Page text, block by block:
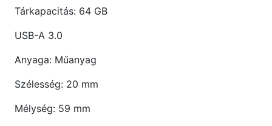
Tárkapacitás: 64 GB
USB-A 3.0
Anyaga: Műanyag
Szélesség: 20 mm
Mélység: 59 mm